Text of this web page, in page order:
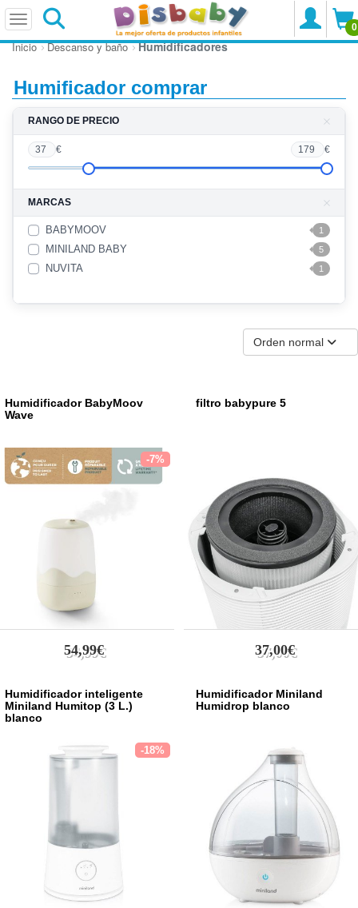
0
Inicio Descanso y baño Humidificadores
Humificador comprar
RANGO DE PRECIO
37 € 179 €
MARCAS
BABYMOOV 1
MINILAND BABY 5
NUVITA 1
Orden normal
Humidificador BabyMoov
Wave
-7%
54,99€
filtro babypure 5
37,00€
Humidificador inteligente
Miniland Humitop (3 L.)
blanco
-18%
Humidificador Miniland
Humidrop blanco